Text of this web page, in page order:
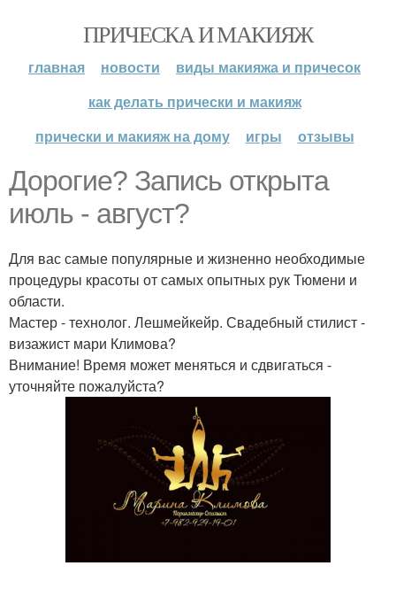
ПРИЧЕСКА И МАКИЯЖ
главная новости
виды макияжа и причесок
как делать прически и макияж
прически и макияж на дому
игры отзывы
Дорогие? Запись открыта
июль - август?
Для вас самые популярные и жизненно необходимые
процедуры красоты от самых опытных рук Тюмени и
области.
Мастер - технолог. Лешмейкейр. Свадебный стилист -
визажист мари Климова?
Внимание! Время может меняться и сдвигаться -
уточняйте пожалуйста?